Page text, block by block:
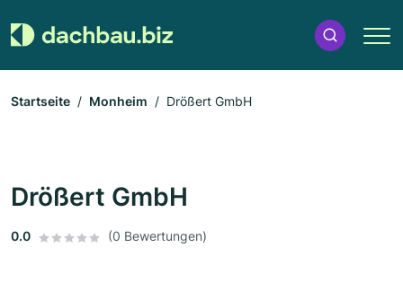
Startseite Monheim Drößert GmbH
Drößert GmbH
0.0 (0 Bewertungen)